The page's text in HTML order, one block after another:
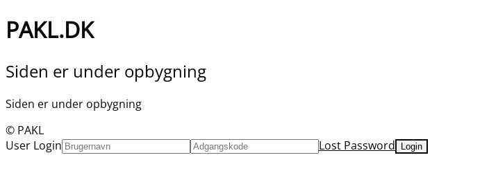
PAKL.DK
Siden er under opbygning
Siden er under opbygning
© PAKL
User Login
Lost Password